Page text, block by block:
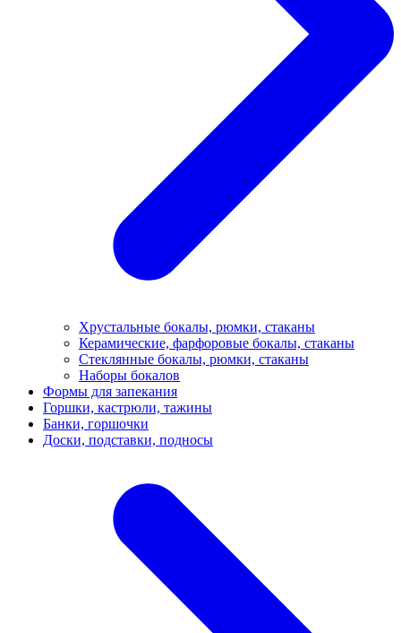
Хрустальные бокалы, рюмки, стаканы
Керамические, фарфоровые бокалы, стаканы
Стеклянные бокалы, рюмки, стаканы
Наборы бокалов
Формы для запекания
Горшки, кастрюли, тажины
Банки, горшочки
Доски, подставки, подносы